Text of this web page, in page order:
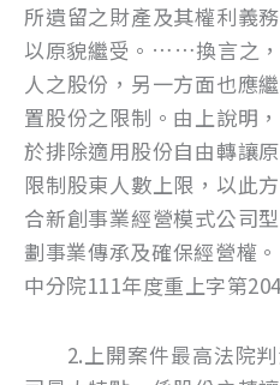
所遺留之財產及其權利義
以原貌繼受。……換言之
人之股份，另一方面也應
置股份之限制。由上說明
於排除適用股份自由轉讓
限制股東人數上限，以此
合新創事業經營模式公司
劃事業傳承及確保經營權
中分院111年度重上字第
2.上開案件最高法院判